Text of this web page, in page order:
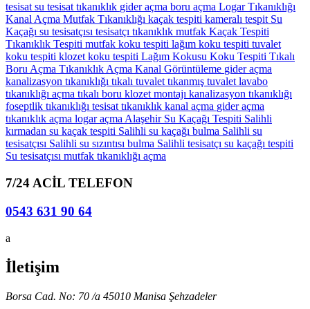
tesisatsu tesisattıkanıklık gider açma boru açma Logar Tıkanıklığı
Kanal Açma Mutfak Tıkanıklığı kaçak tespiti kameralı tespit Su
Kaçağı su tesisatçısı tesisatçı tıkanıklık mutfak Kaçak Tespiti
Tıkanıklık Tespiti mutfak koku tespiti lağım koku tespiti tuvalet
koku tespiti klozet koku tespiti Lağım Kokusu Koku Tespiti Tıkalı
Boru Açma Tıkanıklık Açma Kanal Görüntüleme gider açma
kanalizasyon tıkanıklığı tıkalı tuvalettıkanmış tuvaletlavabo
tıkanıklığı açma tıkalı boru klozet montajı kanalizasyon tıkanıklığı
foseptlik tıkanıklığı tesisattıkanıklık kanal açma gider açma
tıkanıklık açma logar açmaAlaşehir Su Kaçağı Tespiti Salihli
kırmadan su kaçak tespiti Salihli su kaçağı bulma Salihli su
tesisatçısı Salihli su sızıntısı bulma Salihli tesisatçı su kaçağı tespiti
Su tesisatçısı mutfak tıkanıklığı açma
7/24 ACİL TELEFON
0543 631 90 64
a
İletişim
Borsa Cad. No: 70 /a 45010 Manisa Şehzadeler